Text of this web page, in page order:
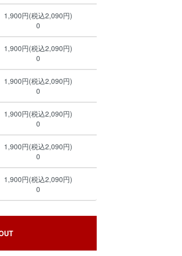
1,900円(税込2,090円)
0
1,900円(税込2,090円)
0
1,900円(税込2,090円)
0
1,900円(税込2,090円)
0
1,900円(税込2,090円)
0
1,900円(税込2,090円)
0